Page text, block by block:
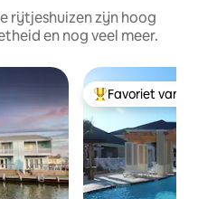
rijtjeshuizen zijn hoog
en nog veel meer.
Topfavoriet van
Favoriet van